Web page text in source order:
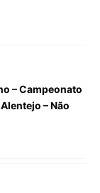
– Campeonato
– Não